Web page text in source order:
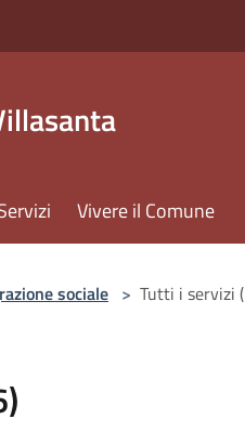
Vivere il Comune
sociale > Tutti i servizi